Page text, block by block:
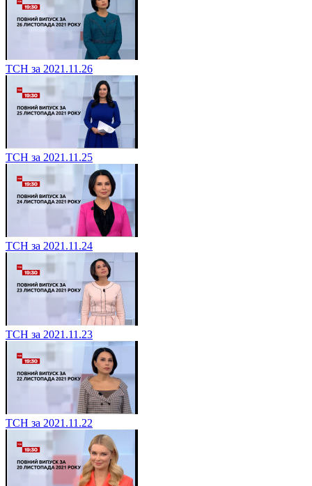
ТСН за 2021.11.26
ТСН за 2021.11.25
ТСН за 2021.11.24
ТСН за 2021.11.23
ТСН за 2021.11.22